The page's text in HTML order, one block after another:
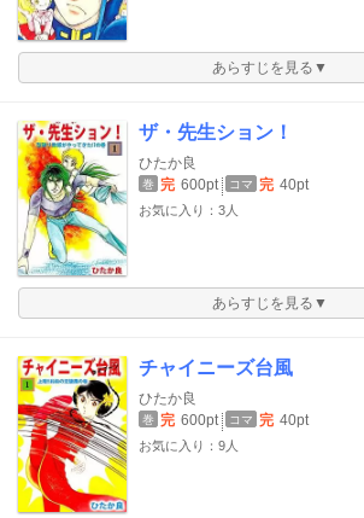
あらすじを見る▼
ザ・先生ション！
ひたか良
巻 完 600pt コマ 完 40pt
お気に入り：3人
あらすじを見る▼
チャイニーズ台風
ひたか良
巻 完 600pt コマ 完 40pt
お気に入り：9人